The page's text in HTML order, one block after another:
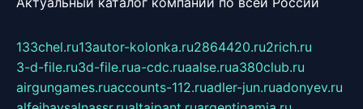
133chel.ru13autor-kolonka.ru2864420.ru2rich.ru
3-d-file.ru3d-file.rua-cdc.ruaalse.rua380club.ru
airgungames.ruaccounts-112.ruadler-jun.ruadonyev.ru